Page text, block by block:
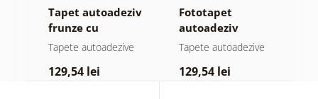
Tapet autoadeziv
frunze cu
atingere
Tapete autoadezive
129,54 lei
Fototapet
autoadeziv
pădure în ceață
Tapete autoadezive
129,54 lei